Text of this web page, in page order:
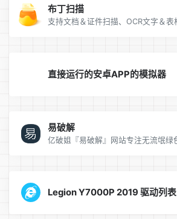
布丁扫描
直接运行的安卓APP的模拟器
易破解
Legion Y7000P 2019 驱动列表